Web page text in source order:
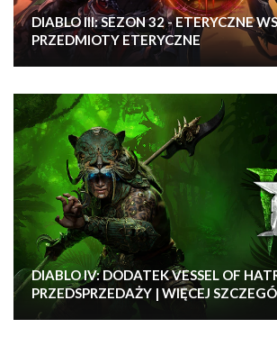
DIABLO III: SEZON 32 - ETERYCZNE
PRZEDMIOTY ETERYCZNE
DIABLO IV: DODATEK VESSEL OF
PRZEDSPRZEDAŻY | WIĘCEJ